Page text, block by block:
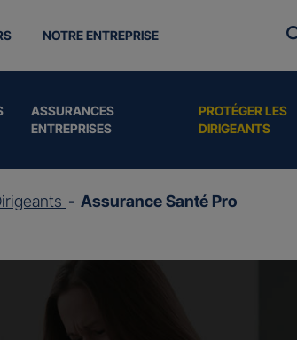
ASSURANCES
ENTREPRISES
PROTÉGER LES
DIRIGEANTS
NOTRE ENTREPRISE
Assurance Santé Pro